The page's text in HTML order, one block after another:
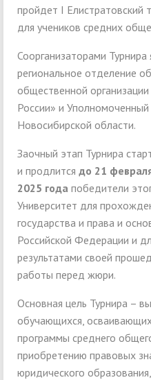
пройдет I Елистратовский
для учеников средних
Соорганизаторами
региональное отделение
общественной
России» и
Новосибирской области.
Заочный этап Турнира
и продлится до 21
2025 года победители
Университет для
государства и права и
Российской Федерации и
результатами своей
работы перед жюри.
Основная цель Турнира –
обучающихся,
программы среднего
приобретению правовых
юридического